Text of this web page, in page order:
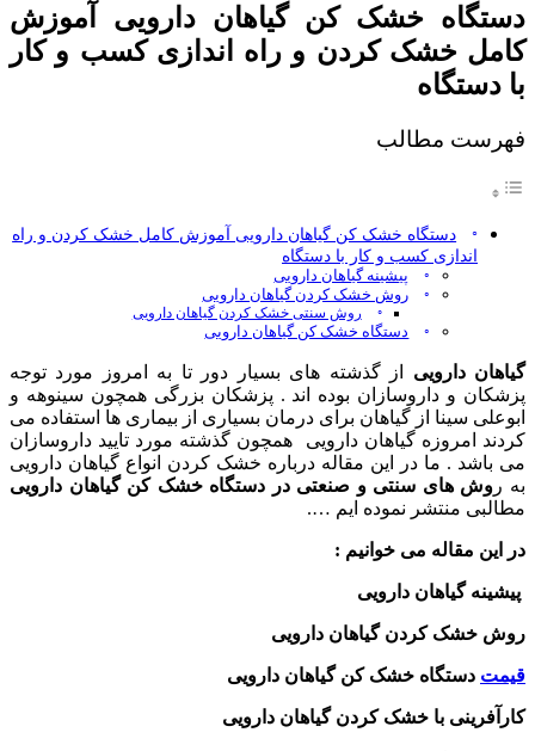
دستگاه خشک کن گیاهان دارویی آموزش
کامل خشک کردن و راه اندازی کسب و کار
با دستگاه
فهرست مطالب
دستگاه خشک کن گیاهان دارویی آموزش کامل خشک کردن و راه
اندازی کسب و کار با دستگاه
پیشینه گیاهان دارویی
روش خشک کردن گیاهان دارویی
روش سنتی خشک کردن گیاهان دارویی
دستگاه خشک کن گیاهان دارویی
گیاهان دارویی از گذشته های بسیار دور تا به امروز مورد توجه
پزشکان و داروسازان بوده اند . پزشکان بزرگی همچون سینوهه و
ابوعلی سینا از گیاهان برای درمان بسیاری از بیماری ها استفاده می
کردند امروزه گیاهان دارویی همچون گذشته مورد تایید داروسازان
می باشد . ما در این مقاله درباره خشک کردن انواع گیاهان دارویی
به ر وش های سنتی و صنعتی در دستگاه خشک کن گیاهان دارویی
مطالبی منتشر نموده ایم ….
در این مقاله می خوانیم :
پیشینه گیاهان دارویی
روش خشک کردن گیاهان دارویی
قیمت دستگاه خشک کن گیاهان دارویی
کارآفرینی با خشک کردن گیاهان دارویی